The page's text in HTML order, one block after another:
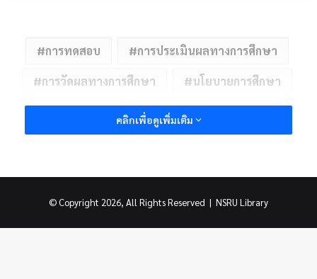
การทดสอบ การประเมินผลทางการศึกษา
การวัดผลทางการศึกษา นโยบายการศึกษา
คลิกเพื่อดูเพิ่มเติม
© Copyright 2026, All Rights Reserved | NSRU Library